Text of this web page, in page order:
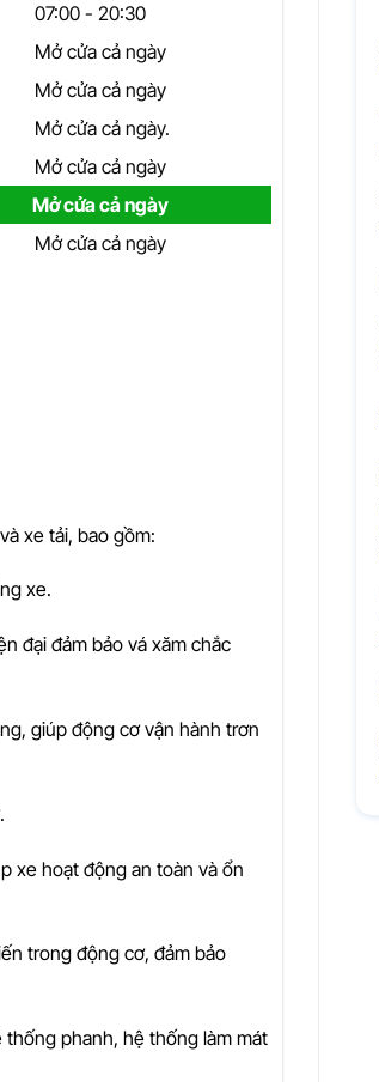
07:00 - 20:30
Mở cửa cả ngày
Mở cửa cả ngày
Mở cửa cả ngày.
Mở cửa cả ngày
Mở cửa cả ngày
Mở cửa cả ngày
xe tải, bao gồm:
xe.
đại đảm bảo vá xăm chắc
giúp động cơ vận hành trơn
xe hoạt động an toàn và ổn
trong động cơ, đảm bảo
thống phanh, hệ thống làm mát